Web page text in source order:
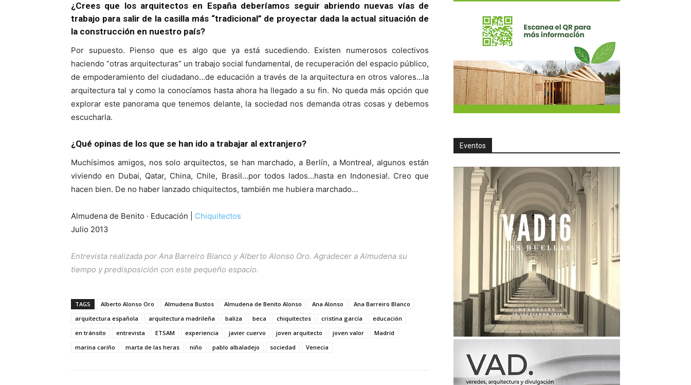
¿Crees que los arquitectos en España deberíamos seguir abriendo nuevas vías de
trabajo para salir de la casilla más “tradicional” de proyectar dada la actual situación de
la construcción en nuestro país?
Por supuesto. Pienso que es algo que ya está sucediendo. Existen numerosos colectivos
haciendo “otras arquitecturas” un trabajo social fundamental, de recuperación del espacio público,
de empoderamiento del ciudadano…de educación a través de la arquitectura en otros valores…la
arquitectura tal y como la conocíamos hasta ahora ha llegado a su fin. No queda más opción que
explorar este panorama que tenemos delante, la sociedad nos demanda otras cosas y debemos
escucharla.
¿Qué opinas de los que se han ido a trabajar al extranjero?
Muchísimos amigos, nos solo arquitectos, se han marchado, a Berlín, a Montreal, algunos están
viviendo en Dubai, Qatar, China, Chile, Brasil…por todos lados…hasta en Indonesia!. Creo que
hacen bien. De no haber lanzado chiquitectos, también me hubiera marchado…
Almudena de Benito · Educación | Chiquitectos
Julio 2013
Entrevista realizada por Ana Barreiro Blanco y Alberto Alonso Oro. Agradecer a Almudena su
tiempo y predisposición con este pequeño espacio.
TAGS Alberto Alonso Oro Almudena Bustos Almudena de Benito Alonso Ana Alonso
Ana Barreiro Blanco
arquitectura española
arquitectura madrileña baliza beca chiquitectos cristina garcía
educación
en tránsito
entrevista ETSAM experiencia javier cuervo joven arquitecto joven valor
Madrid
marina cariño
marta de las heras niño pablo albaladejo sociedad Venecia
Eventos